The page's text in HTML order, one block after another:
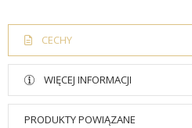
CECHY
WIĘCEJ INFORMACJI
PRODUKTY POWIĄZANE